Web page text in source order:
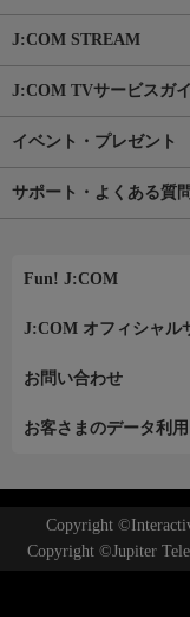
J:COM STREAM
J:COM TVサービスガ
イベント・プレゼント
サポート・よくある質問
Fun! J:COM
J:COM オフィシャル
お問い合わせ
お客さまのデータ利
Copyright
Copyright ©Jupiter